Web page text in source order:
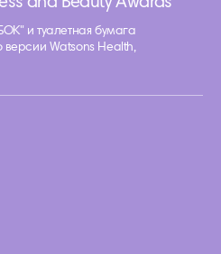
и туалетная бумага
Watsons Health,